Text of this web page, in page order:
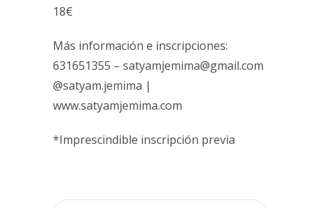
18€
Más información e inscripciones:
631651355 – satyamjemima@gmail.com
@satyam.jemima |
www.satyamjemima.com
*Imprescindible inscripción previa